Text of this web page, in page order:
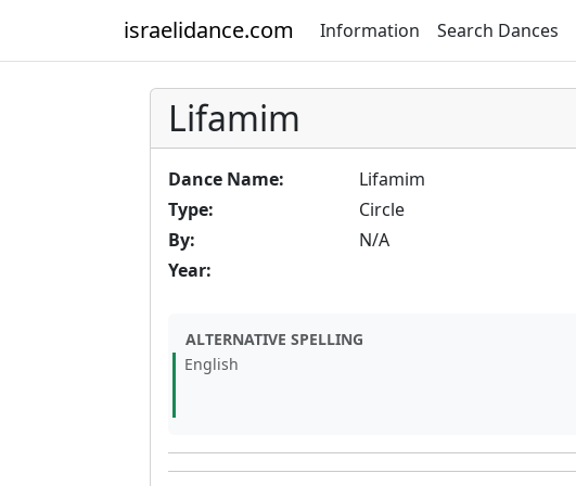
israelidance.com Information Search Dances
Lifamim
Dance Name:
Lifamim
Type:
Circle
By:
N/A
Year:
ALTERNATIVE SPELLING
English